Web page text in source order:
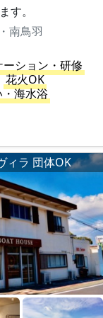
す。
南鳥羽
ション・研修
花火OK
海水浴
ィラ 団体OK